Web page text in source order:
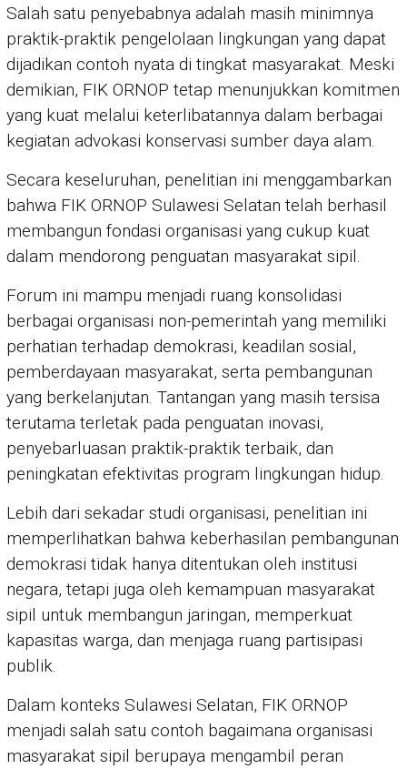
Salah satu penyebabnya adalah masih minimnya
praktik-praktik pengelolaan lingkungan yang dapat
dijadikan contoh nyata di tingkat masyarakat. Meski
demikian, FIK ORNOP tetap menunjukkan komitmen
yang kuat melalui keterlibatannya dalam berbagai
kegiatan advokasi konservasi sumber daya alam.
Secara keseluruhan, penelitian ini menggambarkan
bahwa FIK ORNOP Sulawesi Selatan telah berhasil
membangun fondasi organisasi yang cukup kuat
dalam mendorong penguatan masyarakat sipil.
Forum ini mampu menjadi ruang konsolidasi
berbagai organisasi non-pemerintah yang memiliki
perhatian terhadap demokrasi, keadilan sosial,
pemberdayaan masyarakat, serta pembangunan
yang berkelanjutan. Tantangan yang masih tersisa
terutama terletak pada penguatan inovasi,
penyebarluasan praktik-praktik terbaik, dan
peningkatan efektivitas program lingkungan hidup.
Lebih dari sekadar studi organisasi, penelitian ini
memperlihatkan bahwa keberhasilan pembangunan
demokrasi tidak hanya ditentukan oleh institusi
negara, tetapi juga oleh kemampuan masyarakat
sipil untuk membangun jaringan, memperkuat
kapasitas warga, dan menjaga ruang partisipasi
publik.
Dalam konteks Sulawesi Selatan, FIK ORNOP
menjadi salah satu contoh bagaimana organisasi
masyarakat sipil berupaya mengambil peran